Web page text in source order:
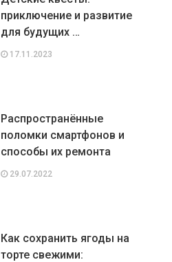
приключение и развитие
для будущих …
17.11.2023
Распространённые
поломки смартфонов и
способы их ремонта
29.07.2022
Как сохранить ягоды на
торте свежими: